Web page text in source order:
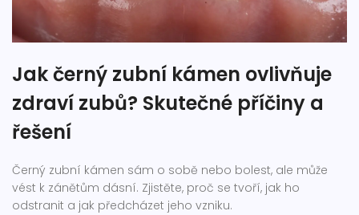
Jak černý zubní kámen ovlivňuje
zdraví zubů? Skutečné příčiny a
řešení
Černý zubní kámen sám o sobě nebo bolest, ale může
vést k zánětům dásní. Zjistěte, proč se tvoří, jak ho
odstranit a jak předcházet jeho vzniku.